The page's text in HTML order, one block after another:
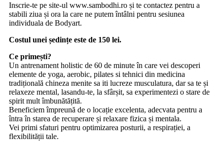
Inscrie-te pe site-ul www.sambodhi.ro și te contactez pentru a
stabili ziua și ora la care ne putem întâlni pentru sesiunea
individuala de Bodyart.
Costul unei ședințe este de 150 lei.
Ce primești?
Un antrenament holistic de 60 de minute în care vei descoperi
elemente de yoga, aerobic, pilates si tehnici din medicina
tradițională chineza menite sa iti lucreze musculatura, dar sa te și
relaxeze mental, lasandu-te, la sfârșit, sa experimentezi o stare de
spirit mult îmbunătățită.
Beneficiem împreună de o locație excelenta, adecvata pentru a
întra în starea de recuperare și relaxare fizica și mentala.
Vei primi sfaturi pentru optimizarea posturii, a respirației, a
flexibilității tale.